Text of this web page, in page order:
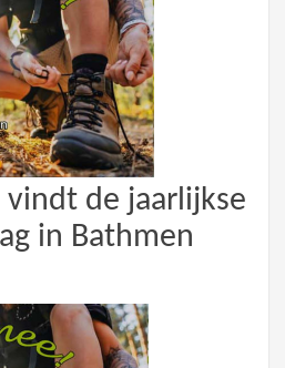
vindt de jaarlijkse
in Bathmen